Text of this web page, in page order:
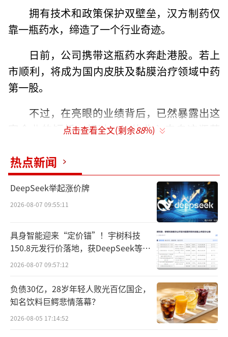
拥有技术和政策保护双壁垒，汉方制药仅
靠一瓶药水，缔造了一个行业奇迹。
日前，公司携带这瓶药水奔赴港股。若上
市顺利，将成为国内皮肤及黏膜治疗领域中药
第一股。
不过，在亮眼的业绩背后，已然暴露出这
家企业的短板，超过99%的收入来自这瓶药
类西药产品围剿等，公司必将面临巨大压力。
这正是公司的紧张之处。在招股书中，公
司表示将通过上市募资，在产品研发、临床开
发和商业化上提速，同时实现产品组合多元化
以及扩张产能等方式，进一步筑牢企业竞争护
城河。
在过去20年里，山东汉方制药股份有限公
司（下称：汉方制药）如同一位潜心打磨精品
点击查看全文(剩余88%)
热点新闻
DeepSeek举起涨价牌
2026-08-07 09:55:11
具身智能迎来“定价锚”！宇树科技
150.8元发行价落地，获DeepSeek等豪
华战配加持
2026-08-07 09:57:12
负债30亿，28岁年轻人败光百亿国企，
知名饮料巨鳄悲情落幕？
2026-08-05 17:14:52